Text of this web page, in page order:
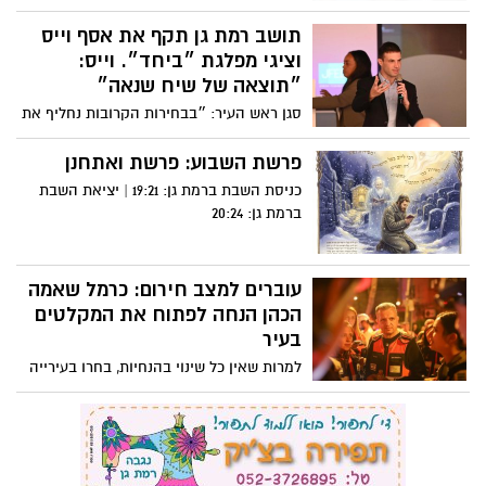
עוברים למצב חירום: כרמל שאמה
הכהן הנחה לפתוח את המקלטים
בעיר
למרות שאין כל שינוי בהנחיות, בחרו בעירייה
תקיפת אברך ברמת גן, הקרב של
רועי ברזילי וזוהר ישרים, הרכב
גופתו של הרב. ועוד ועוד
מערכת רמת גן נט מסכמת עבורכם את כל מה
שקרה בעיר ביממה החולפת - ואתם לא
רוצים לפספס!
הקרב על המרפסת: רועי ברזילי
מול עו"ד זוהר ישרים בקרב ישיר
בקואליציה